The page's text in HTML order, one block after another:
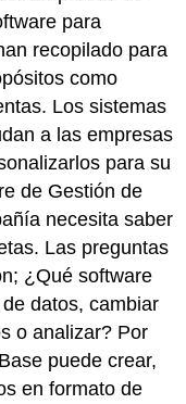
para
recopilado para
como
Los sistemas
a las empresas
para su
de Gestión de
necesita saber
Las preguntas
¿Qué software
datos, cambiar
o analizar? Por
puede crear,
en formato de